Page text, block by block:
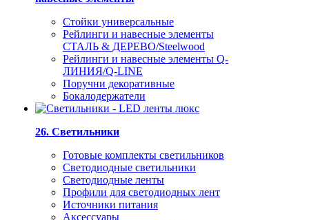
Стойки универсальные
Рейлинги и навесные элементы
СТАЛЬ & ДЕРЕВО/Steelwood
Рейлинги и навесные элементы Q-
ЛИНИЯ/Q-LINE
Поручни декоративные
Бокалодержатели
26. Светильники
Готовые комплекты светильников
Светодиодные светильники
Светодиодные ленты
Профили для светодиодных лент
Источники питания
Аксессуары